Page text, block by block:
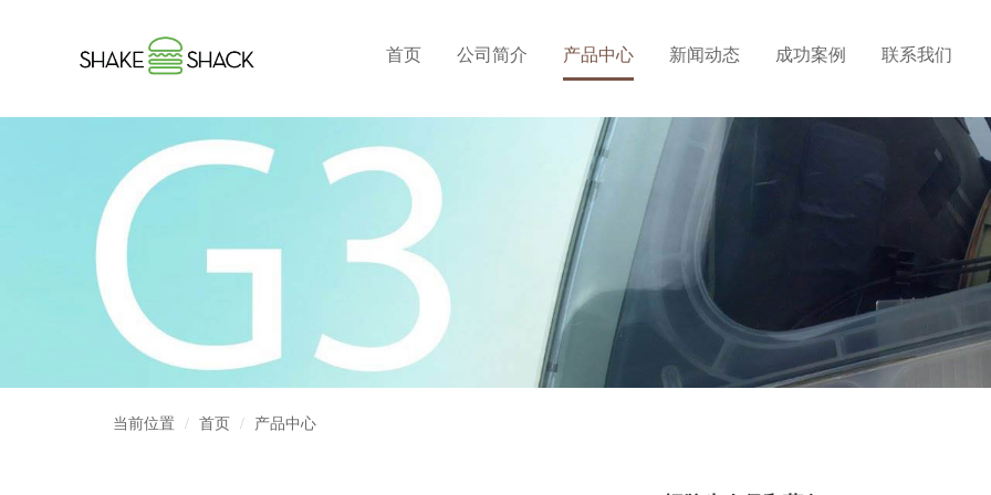
首页 公司简介 产品中心 新闻动态 成功案例 联系我们
当前位置 首页 产品中心